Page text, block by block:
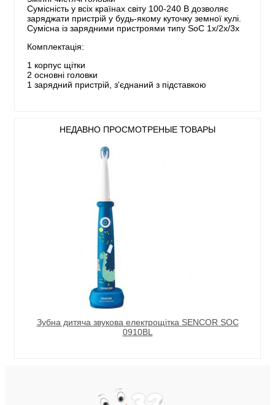
Сумісність у всіх країнах світу 100-240 В дозволяє
заряджати пристрій у будь-якому куточку земної кулі.
Сумісна із зарядними пристроями типу SoC 1x/2x/3x
Комплектація:
1 корпус щітки
2 основні головки
1 зарядний пристрій, з'єднаний з підставкою
НЕДАВНО ПРОСМОТРЕНЫЕ ТОВАРЫ
Зубна дитяча звукова електрощітка SENCOR SOC
0910BL